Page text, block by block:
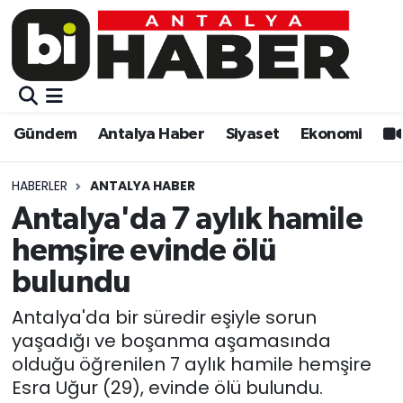
Gündem Antalya Haber Siyaset Ekonomi
HABERLER ANTALYA HABER
Antalya'da 7 aylık hamile
hemşire evinde ölü
bulundu
Antalya'da bir süredir eşiyle sorun
yaşadığı ve boşanma aşamasında
olduğu öğrenilen 7 aylık hamile hemşire
Esra Uğur (29), evinde ölü bulundu.
Gündem
Siyaset
Ekonomi
Video
Eğitim
Kültür-sanat
Sağlık
Gündem
Siyaset
Eğitim
Ekonomi
Kültür-sanat
Sağlık
Spor
Muratpaşa Nöbetçi Eczaneler
Muratpaşa Trafik Yoğunluk Haritası
Süper Lig Puan Durumu ve Fikstür
Tüm Manşetler
Son Dakika Haberleri
Haber Arşivi